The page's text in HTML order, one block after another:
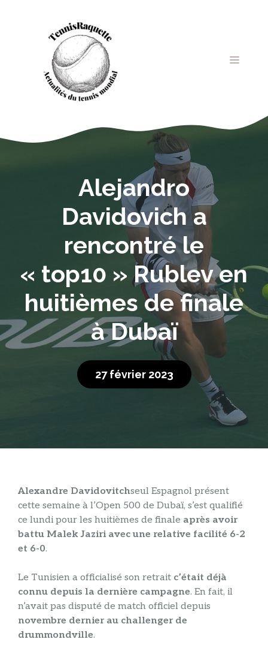
MENU
Alejandro
Davidovich a
rencontré le
« top10 » Rublev en
huitièmes de finale
à Dubaï
27 février 2023
Alexandre Davidovitchseul Espagnol présent
cette semaine à l’Open 500 de Dubaï, s’est qualifié
ce lundi pour les huitièmes de finale après avoir
battu Malek Jaziri avec une relative facilité 6-2
et 6-0.
Le Tunisien a officialisé son retrait c’était déjà
connu depuis la dernière campagne. En fait, il
n’avait pas disputé de match officiel depuis
novembre dernier au challenger de
drummondville.